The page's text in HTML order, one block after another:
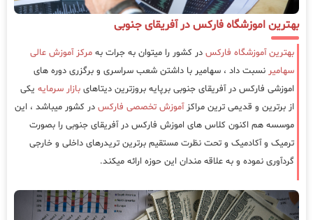
بهترین اموزشگاه فارکس در آفریقای جنوبی
بهترین آموزشگاه فارکس در کشور را میتوان به جرات به مرکز آموزش عالی
سهامیر نسبت داد ، سهامیر با داشتن شعب سراسری و برگزری دوره های
اموزشی فارکس در آفریقای جنوبی برپایه بروزترین دیتاهای بازار سرمایه یکی
از برترین و قدیمی ترین مراکزآموزش تخصصی فارکس در کشور میباشد ، این
موسسه هم اکنون کلاس های اموزش فارکس در آفریقای جنوبی را بصورت
ترمیک و آکادمیک و تحت نظرت مستقیم برترین تریدرهای داخلی و خارجی
گردآوری نموده و به علاقه مندان این حوزه ارائه میکند.